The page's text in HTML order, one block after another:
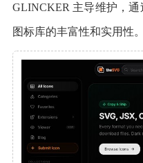
GLINCKER 主导维护，
图标库的丰富性和实用性。